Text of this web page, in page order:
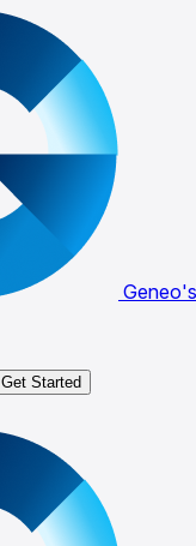
Get Started